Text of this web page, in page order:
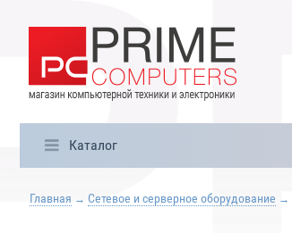
Каталог
Главная Сетевое и серверное оборудование